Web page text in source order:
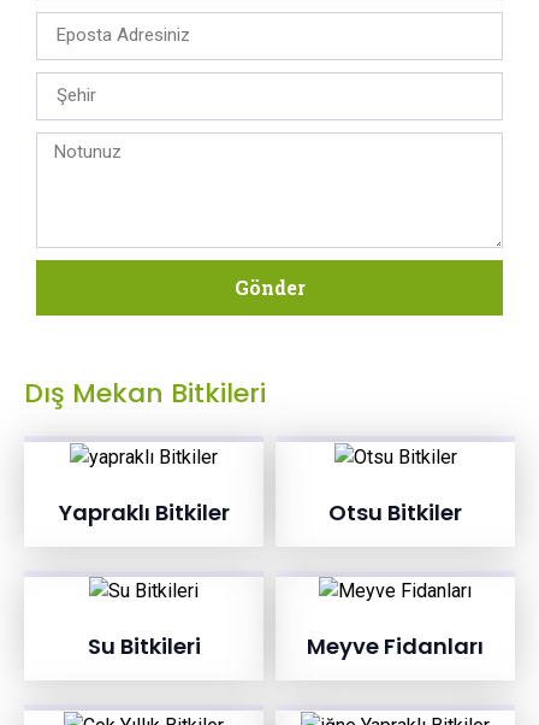
Gönder
Dış Mekan Bitkileri
Yapraklı Bitkiler Otsu Bitkiler
Su Bitkileri Meyve Fidanları